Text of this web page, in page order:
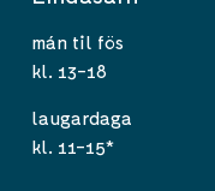
mán til fös
kl. 13-18
laugardaga
kl. 11-15*